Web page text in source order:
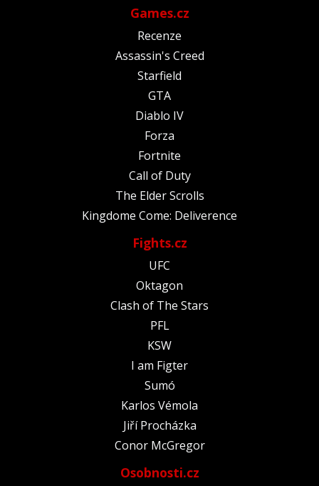
Games.cz
Recenze
Assassin's Creed
Starfield
GTA
Diablo IV
Forza
Fortnite
Call of Duty
The Elder Scrolls
Kingdome Come: Deliverence
Fights.cz
UFC
Oktagon
Clash of The Stars
PFL
KSW
I am Figter
Sumó
Karlos Vémola
Jiří Procházka
Conor McGregor
Osobnosti.cz